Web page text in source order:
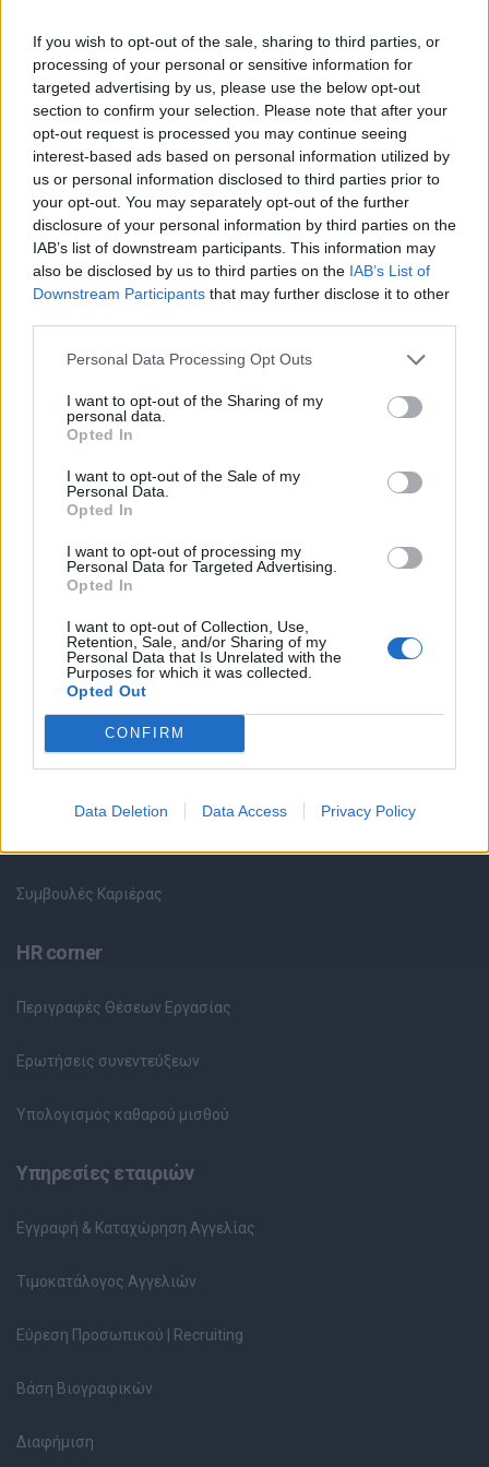
If you wish to opt-out of the sale, sharing to third parties, or
processing of your personal or sensitive information for
targeted advertising by us, please use the below opt-out
section to confirm your selection. Please note that after your
opt-out request is processed you may continue seeing
interest-based ads based on personal information utilized by
us or personal information disclosed to third parties prior to
your opt-out. You may separately opt-out of the further
disclosure of your personal information by third parties on the
IAB’s list of downstream participants. This information may
also be disclosed by us to third parties on the IAB’s List of
Downstream Participants that may further disclose it to other
Personal Data Processing Opt Outs
I want to opt-out of the Sharing of my
personal data.
Opted In
I want to opt-out of the Sale of my
Personal Data.
Opted In
I want to opt-out of processing my
Personal Data for Targeted Advertising.
Opted In
I want to opt-out of Collection, Use,
Retention, Sale, and/or Sharing of my
Personal Data that Is Unrelated with the
Purposes for which it was collected.
Opted Out
CONFIRM
Data Deletion Data Access Privacy Policy
Ρεύμα
Θέρμανση
Νερό
WiFi
WC
Θέσεις εργασίας
Όλες οι Θέσεις Εργασίας
Θέσεις Εργασίας ανά Ειδικότητα
Θέσεις Εργασίας ανά Εταιρεία
Κέντρο Βοήθειας
Συμβουλές Καριέρας
HR corner
Περιγραφές Θέσεων Εργασίας
Ερωτήσεις συνεντεύξεων
Υπολογισμός καθαρού μισθού
Υπηρεσίες εταιριών
Εγγραφή & Καταχώρηση Αγγελίας
Τιμοκατάλογος Αγγελιών
Εύρεση Προσωπικού | Recruiting
Βάση Βιογραφικών
Διαφήμιση